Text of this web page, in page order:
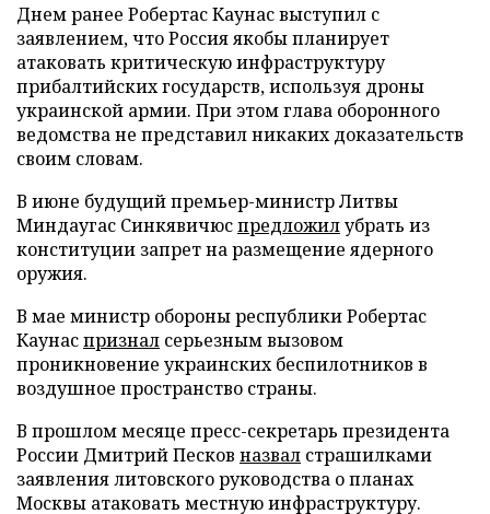
Днем ранее Робертас Каунас выступил с
заявлением, что Россия якобы планирует
атаковать критическую инфраструктуру
прибалтийских государств, используя дроны
украинской армии. При этом глава оборонного
ведомства не представил никаких доказательств
своим словам.
В июне будущий премьер-министр Литвы
Миндаугас Синкявичюспредложилубрать из
конституции запрет на размещение ядерного
оружия.
В мае министр обороны республики Робертас
Каунаспризнал серьезным вызовом
проникновение украинских беспилотников в
воздушное пространство страны.
В прошлом месяце пресс-секретарь президента
России Дмитрий Песков назвал страшилками
заявления литовского руководства о планах
Москвы атаковать местную инфраструктуру.